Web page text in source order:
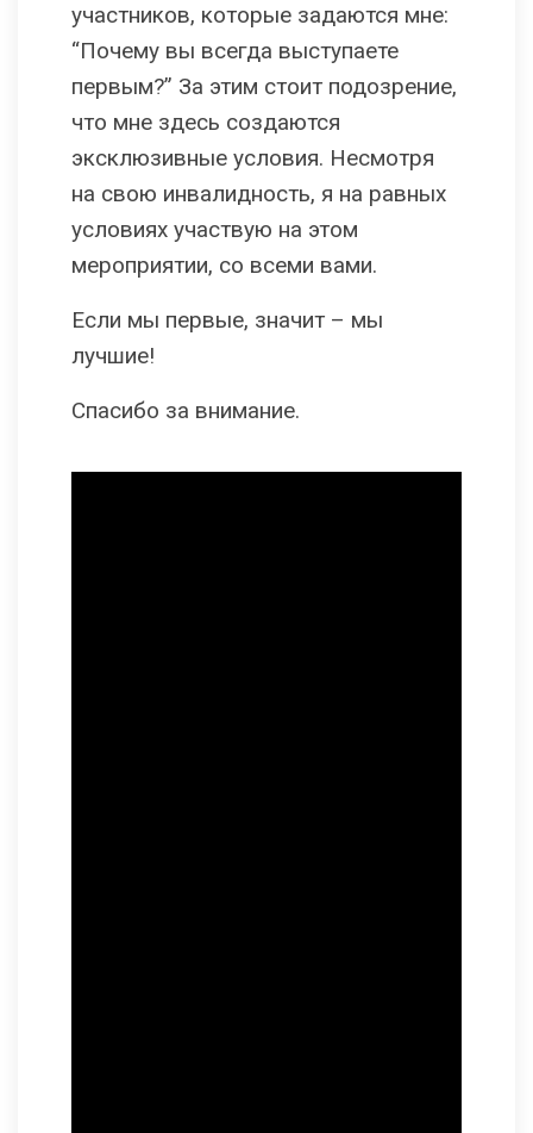
участников, которые задаются мне:
“Почему вы всегда выступаете
первым?” За этим стоит подозрение,
что мне здесь создаются
эксклюзивные условия. Несмотря
на свою инвалидность, я на равных
условиях участвую на этом
мероприятии, со всеми вами.
Если мы первые, значит – мы
лучшие!
Спасибо за внимание.